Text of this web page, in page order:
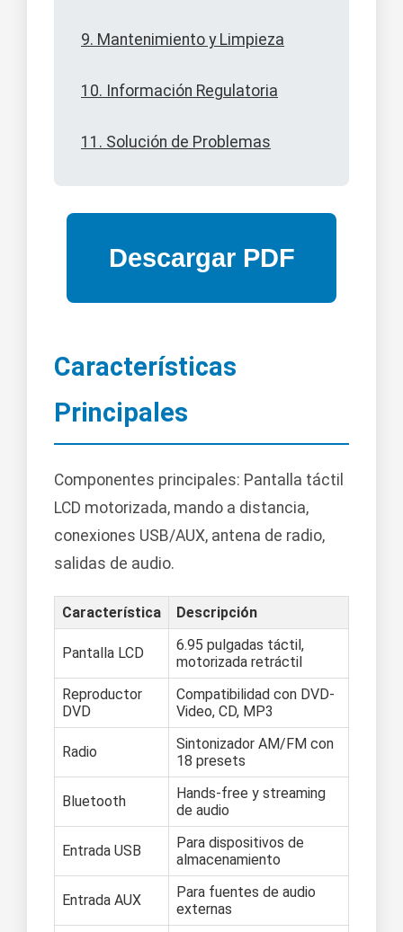
9. Mantenimiento y Limpieza
10. Información Regulatoria
11. Solución de Problemas
Características
Principales
Componentes principales: Pantalla táctil
LCD motorizada, mando a distancia,
conexiones USB/AUX, antena de radio,
salidas de audio.
Característica Descripción
Pantalla LCD
6.95 pulgadas táctil,
motorizada retráctil
Reproductor
DVD
Compatibilidad con DVD-
Video, CD, MP3
Radio
Sintonizador AM/FM con
18 presets
Bluetooth
Hands-free y streaming
de audio
Entrada USB
Para dispositivos de
almacenamiento
Entrada AUX
Para fuentes de audio
externas